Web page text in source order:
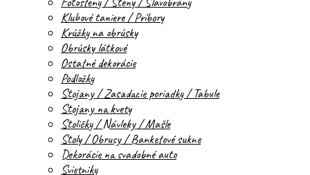
Klubové taniere / Príbory
Krúžky na obrúsky
Obrúsky látkové
Ostatné dekorácie
Podložky
Stojany / Zasadacie poriadky / Tabule
Stojany na kvety
Stoličky / Návleky / Mašle
Stoly / Obrusy / Banketové sukne
Dekorácie na svadobné auto
Svietniky